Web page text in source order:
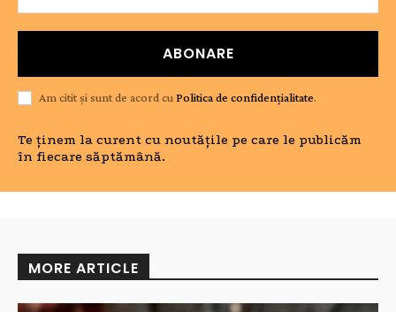
ABONARE
Am citit și sunt de acord cu Politica de confidențialitate.
Te ținem la curent cu noutățile pe care le publicăm
în fiecare săptămână.
MORE ARTICLE